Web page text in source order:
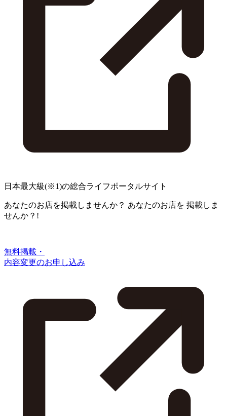
日本最大級(※1)の総合ライフポータルサイト
あなたのお店を掲載しませんか？ あなたのお店を 掲載しま
せんか？!
無料掲載・
内容変更のお申し込み